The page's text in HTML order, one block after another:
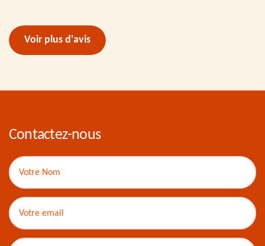
Voir plus d'avis
Contactez-nous